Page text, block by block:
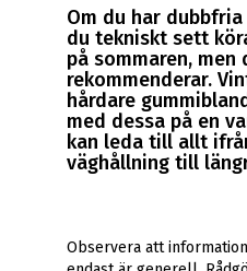
Om du har
du tekniskt sett
på sommaren,
rekommenderar.
hårdare
med dessa på en
kan leda till allt
väghållning till
Observera att